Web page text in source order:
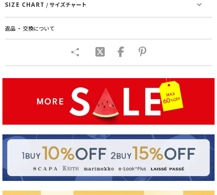
SIZE CHART / サイズチャート
返品 ・ 交換について